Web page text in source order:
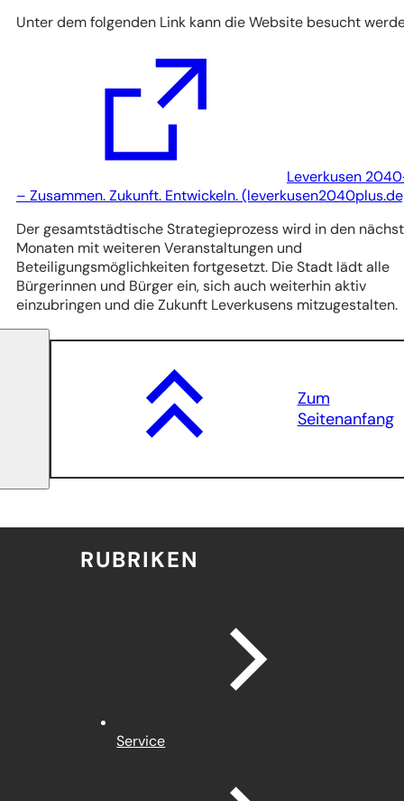
Unter dem folgenden Link kann die Website besucht
Leverkusen
– Zusammen. Zukunft. Entwickeln.
(Öffnet
einem
neuen
Tab)
Der gesamtstädtische Strategieprozess wird in den
Monaten mit weiteren Veranstaltungen und
Beteiligungsmöglichkeiten fortgesetzt. Die Stadt lädt alle
Bürgerinnen und Bürger ein, sich auch weiterhin aktiv
einzubringen und die Zukunft Leverkusens mitzugestalten.
Zum
Seitenanfang
RUBRIKEN
Service